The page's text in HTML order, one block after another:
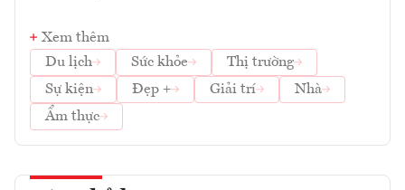
Xem thêm
Du lịch
Sức khỏe
Thị trường
Sự kiện
Đẹp + Giải trí
Nhà
Ẩm thực